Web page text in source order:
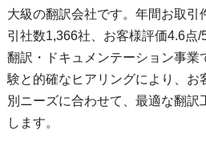
大級の翻訳会社です。年間お取引
引社数1,366社、お客様評価4.6点/
翻訳・ドキュメンテーション事業
験と的確なヒアリングにより、お
別ニーズに合わせて、最適な翻訳
します。